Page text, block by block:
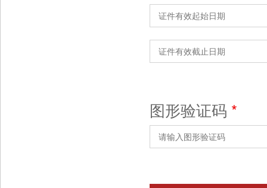
图形验证码 *